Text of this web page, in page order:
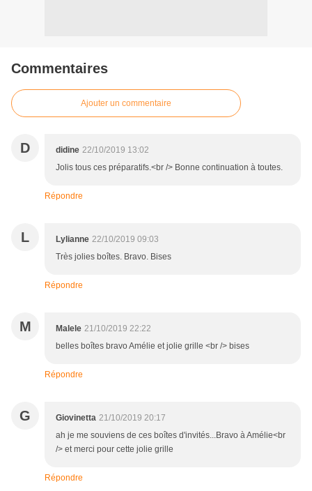
Commentaires
Ajouter un commentaire
D didine 22/10/2019 13:02
Jolis tous ces préparatifs.<br /> Bonne continuation à toutes.
Répondre
L Lylianne 22/10/2019 09:03
Très jolies boîtes. Bravo. Bises
Répondre
M Malele 21/10/2019 22:22
belles boîtes bravo Amélie et jolie grille <br /> bises
Répondre
G Giovinetta 21/10/2019 20:17
ah je me souviens de ces boîtes d'invités...Bravo à Amélie<br
/> et merci pour cette jolie grille
Répondre